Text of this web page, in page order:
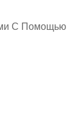
С Помощью